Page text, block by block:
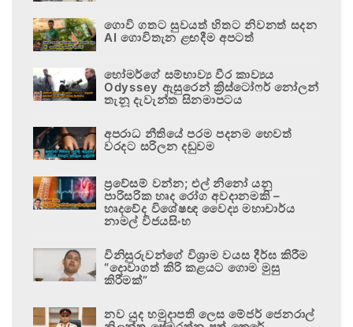
ගොවි ගතට සුවයත් හිතට නිවනත් සදන
AI ගොවිතැන ළඟදීම අපටත්
හෝමර්ගේ සම්භාව්‍ය වීර කාව්‍යය
Odyssey ඇසුරෙන් ක්‍රිස්ටෝෆර් නෝලන්
තැනූ දැවැන්ත සිනමාපටය
අපරාධ නීතියේ පරම පදනම හෙවත්
වරදට සරිලන දඬුවම
ප්‍රවේසම් වන්න; එල් නිනෝ යනු
පාරිසරික හෘද රෝග අවදානමකි –
හෘදවේද විශේෂඥ වෛද්‍ය මහාචාර්ය
නාමල් විජයසිංහ
විනිසුරුවන්ගේ විශ්‍රාම වයස දීර්ඝ කිරීම
“දොවාගත් කිරි කළයට ගොම මුසු
කිරීමක්”
නව යුද හමුදාපති ලෙස මේජර් ජෙනරාල්